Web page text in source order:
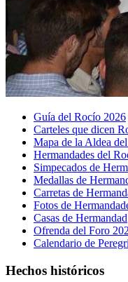
Guía del Rocío 2026
Carteles que dicen
Mapa de la Aldea
Hermandades del
Simpecados de
Medallas de
Carretas de
Fotos de
Casas de Hermandad
Ofrenda del Foro
Calendario de
Hechos históricos